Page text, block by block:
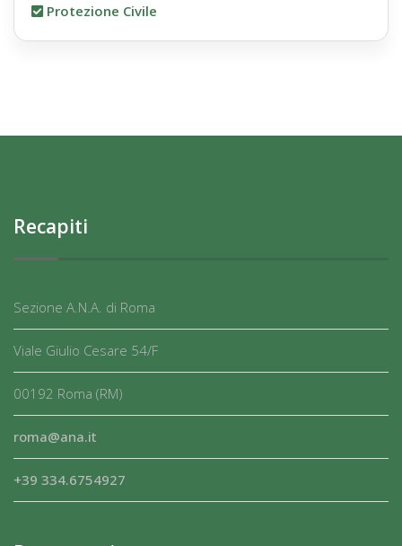
Protezione Civile
Recapiti
Sezione A.N.A. di Roma
Viale Giulio Cesare 54/F
00192 Roma (RM)
roma@ana.it
+39 334.6754927